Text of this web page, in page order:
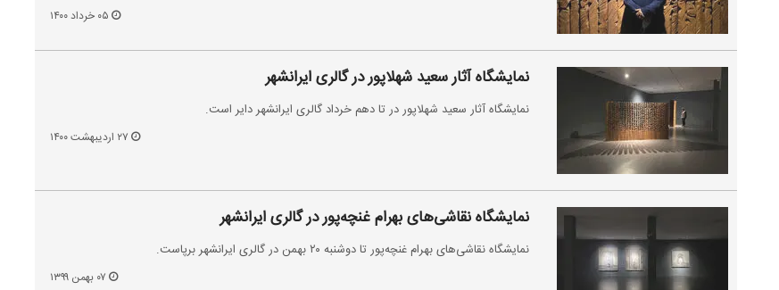
نمایشگاه آثار سعید شهلاپور در گالری ایرانشهر
نمایشگاه آثار سعید شهلاپور در تا دهم خرداد گالری ایرانشهر دایر است.
نمایشگاه نقاشی‌های بهرام غنچه‌پور در گالری ایرانشهر
نمایشگاه نقاشی‌های بهرام غنچه‌پور تا دوشنبه ۲۰ بهمن در گالری ایرانشهر برپاست.